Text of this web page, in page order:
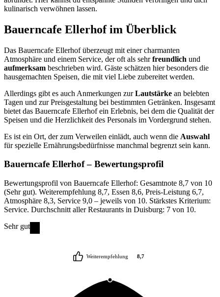
kulinarisch verwöhnen lassen.
Bauerncafe Ellerhofim Überblick
Das Bauerncafe Ellerhof überzeugt mit einer charmanten
Atmosphäre und einem Service, der oft als sehrfreundlich und
aufmerksam beschrieben wird. Gäste schätzen hier besonders die
hausgemachten Speisen, die mit viel Liebe zubereitet werden.
Allerdings gibt es auch Anmerkungen zurLautstärke an belebten
Tagen und zur Preisgestaltung bei bestimmten Getränken. Insgesamt
bietet das Bauerncafe Ellerhof ein Erlebnis, bei dem die Qualität der
Speisen und die Herzlichkeit des Personals im Vordergrund stehen.
Es ist ein Ort, der zum Verweilen einlädt, auch wenn die Auswahl
für spezielle Ernährungsbedürfnisse manchmal begrenzt sein kann.
Bauerncafe Ellerhof– Bewertungsprofil
Bewertungsprofil von Bauerncafe Ellerhof: Gesamtnote 8,7 von 10
(Sehr gut). Weiterempfehlung 8,7, Essen 8,6, Preis-Leistung 6,7,
Atmosphäre 8,3, Service 9,0 – jeweils von 10. Stärkstes Kriterium:
Service. Durchschnitt aller Restaurants in Duisburg: 7 von 10.
Sehr gut
Weiterempfehlung 8,7